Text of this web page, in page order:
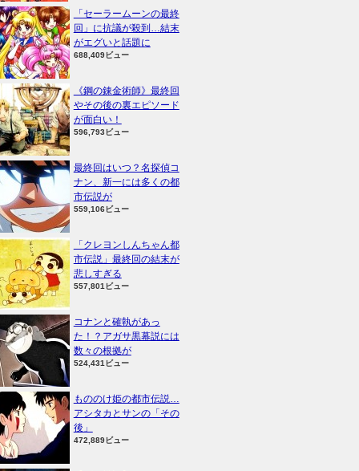
「セーラームーンの最終
回」に抗議が殺到…結末
がエグいと話題に
688,409ビュー
《鋼の錬金術師》最終回
やその後の裏エピソード
が面白い！
596,793ビュー
最終回はいつ？名探偵コ
ナン、新一には多くの都
市伝説が
559,106ビュー
「クレヨンしんちゃん都
市伝説」最終回の結末が
悲しすぎる
557,801ビュー
コナンと確執があっ
た！？アガサ黒幕説には
数々の根拠が
524,431ビュー
もののけ姫の都市伝説…
アシタカとサンの「その
後」
472,889ビュー